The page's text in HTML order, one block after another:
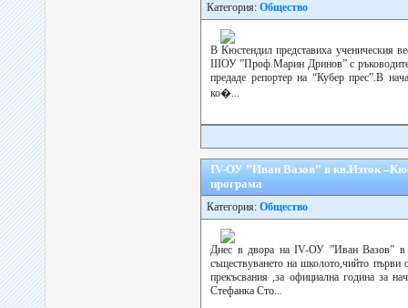
Категория: Общество
В Кюстендил представиха ученическия
ІІІОУ ”Проф.Марин Дринов” с
предаде репортер на “Кубер прес”.В
ко�...
ІV-ОУ ”Иван Вазов” в кв.Изток
програма
Категория: Общество
Днес в двора на ІV-ОУ ”Иван Вазов” в
съществуването на школото,чийто първи
прекъсвания ,за официална година за
Стефанка Сто...